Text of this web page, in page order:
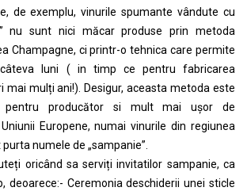
de exemplu, vinurile spumante vândute cu
nu sunt nici măcar produse prin metoda
Champagne, ci printr-o tehnica care permite
luni ( in timp ce pentru fabricarea
mai mulți ani!). Desigur, aceasta metoda este
pentru producător si mult mai ușor de
Europene, numai vinurile din regiunea
numele de „sampanie”.
oricând sa serviți invitatilor sampanie, ca
deoarece:- Ceremonia deschiderii unei sticle